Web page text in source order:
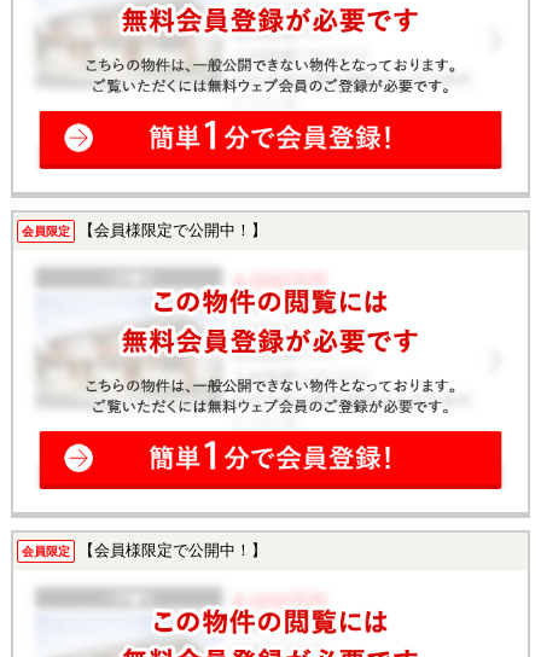
会員限定 【会員様限定で公開中！】
会員限定 【会員様限定で公開中！】